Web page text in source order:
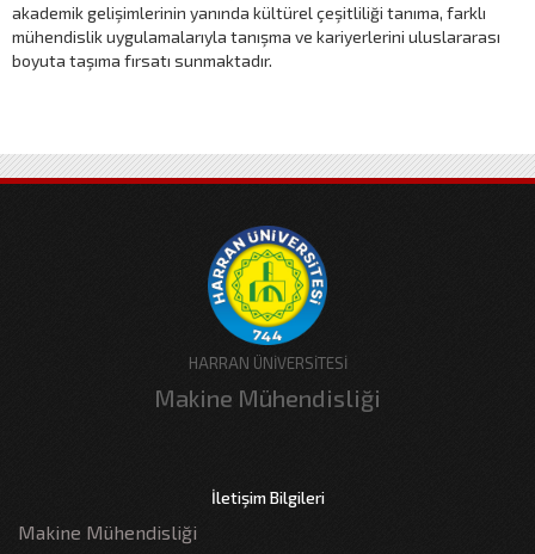
akademik gelişimlerinin yanında kültürel çeşitliliği tanıma, farklı
mühendislik uygulamalarıyla tanışma ve kariyerlerini uluslararası
boyuta taşıma fırsatı sunmaktadır.
HARRAN ÜNİVERSİTESİ
Makine Mühendisliği
İletişim Bilgileri
Makine Mühendisliği